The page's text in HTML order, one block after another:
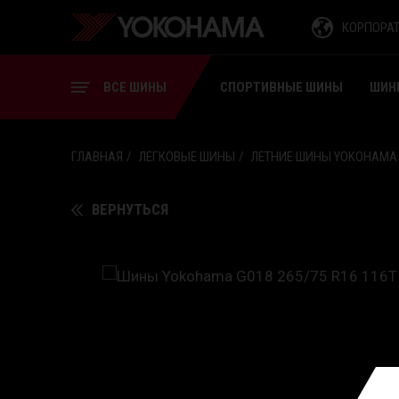
ВСЕ ШИНЫ СПОРТИВНЫЕ ШИНЫ
СПОРТИВНЫЕ ШИНЫ
ШИНЫ ДЛЯ ВИЛОЧНЫХ
ГЛАВНАЯ ЛЕГКОВЫЕ ШИНЫ ЛЕТНИЕ ШИНЫ
ВЕРНУТЬСЯ